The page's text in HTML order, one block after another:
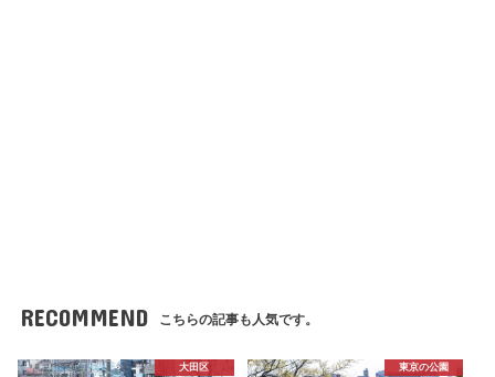
RECOMMEND こちらの記事も人気です。
大田区 東京の公園